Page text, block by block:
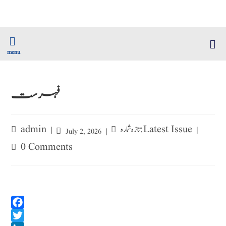
menu
فہرست
admin July 2, 2026
تازہ شمارہ : Latest Issue
0 Comments
F